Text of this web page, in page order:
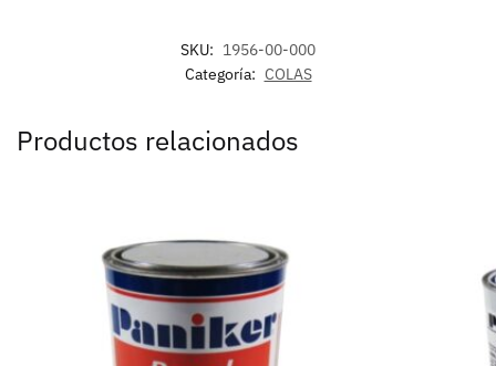
SKU: 1956-00-000
Categoría: COLAS
Productos relacionados